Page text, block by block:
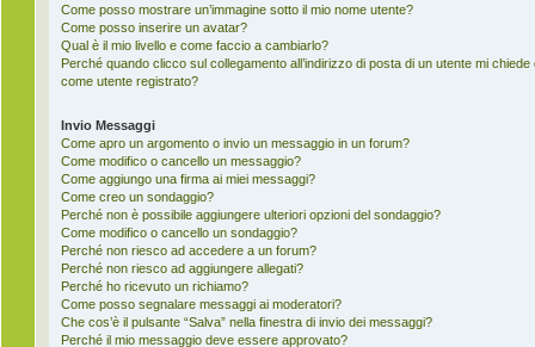
Come posso mostrare un’immagine sotto il mio nome utente?
Come posso inserire un avatar?
Qual è il mio livello e come faccio a cambiarlo?
Perché quando clicco sul collegamento all’indirizzo di posta di un utente mi
come utente registrato?
Invio Messaggi
Come apro un argomento o invio un messaggio in un forum?
Come modifico o cancello un messaggio?
Come aggiungo una firma ai miei messaggi?
Come creo un sondaggio?
Perché non è possibile aggiungere ulteriori opzioni del sondaggio?
Come modifico o cancello un sondaggio?
Perché non riesco ad accedere a un forum?
Perché non riesco ad aggiungere allegati?
Perché ho ricevuto un richiamo?
Come posso segnalare messaggi ai moderatori?
Che cos’è il pulsante “Salva” nella finestra di invio dei messaggi?
Perché il mio messaggio deve essere approvato?